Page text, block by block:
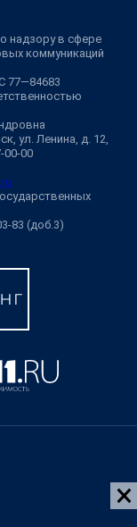
надзору в сфере
коммуникаций
77—84683
ул. Ленина, д. 12,
00-00
83 (доб.3)